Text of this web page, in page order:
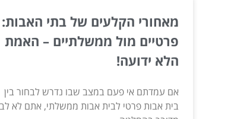
מאחורי הקלעים של בתי האבות:
פרטיים מול ממשלתיים – האמת
הלא ידועה!
אם עמדתם אי פעם במצב שבו נדרש לבחור בין
בית אבות פרטי לבית אבות ממשלתי, אתם לא